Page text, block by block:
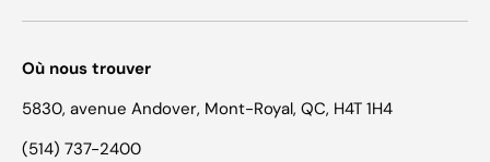
Où nous trouver
5830, avenue Andover, Mont-Royal, QC, H4T 1H4
(514) 737-2400